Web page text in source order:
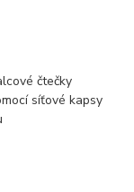
čtečky
síťové kapsy